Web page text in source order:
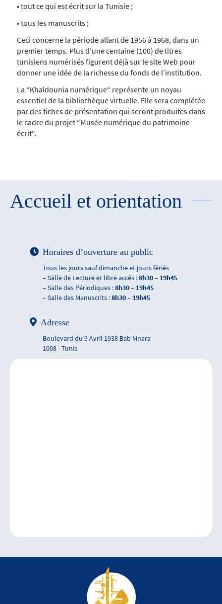
• tout ce qui est écrit sur la Tunisie ;
• tous les manuscrits ;
Ceci concerne la période allant de 1956 à 1968, dans un
premier temps. Plus d’une centaine (100) de titres
tunisiens numérisés figurent déjà sur le site Web pour
donner une idée de la richesse du fonds de l’institution.
La “Khaldounia numérique“ représente un noyau
essentiel de la bibliothèque virtuelle. Elle sera complétée
par des fiches de présentation qui seront produites dans
le cadre du projet “Musée numérique du patrimoine
écrit“.
Accueil et orientation
Horaires d’ouverture au public
Tous les jours sauf dimanche et jours fériés
– Salle de Lecture et libre accés :8h30 – 19h45
– Salle des Périodiques :8h30 – 19h45
– Salle des Manuscrits :8h30 – 19h45
Adresse
Boulevard du 9 Avril 1938 Bab Mnara
1008 - Tunis